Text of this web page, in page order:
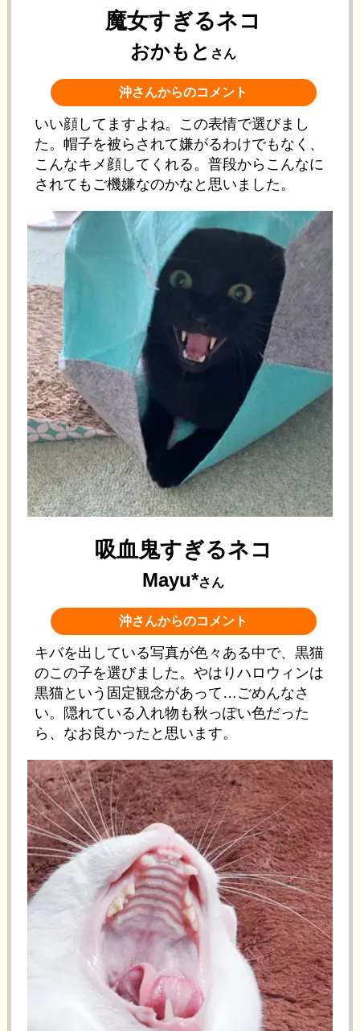
魔女すぎるネコ
おかもと さん
沖さんからのコメント
いい顔してますよね。この表情で選びまし
た。帽子を被らされて嫌がるわけでもなく、
こんなキメ顔してくれる。普段からこんなに
されてもご機嫌なのかなと思いました。
吸血鬼すぎるネコ
Mayu*さん
沖さんからのコメント
キバを出している写真が色々ある中で、黒猫
のこの子を選びました。やはりハロウィンは
黒猫という固定観念があって…ごめんなさ
い。隠れている入れ物も秋っぽい色だった
ら、なお良かったと思います。